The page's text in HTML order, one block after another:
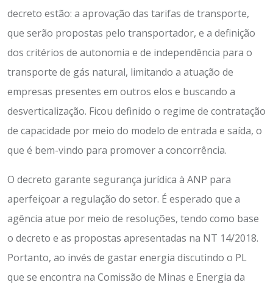
decreto estão: a aprovação das tarifas de transporte,
que serão propostas pelo transportador, e a definição
dos critérios de autonomia e de independência para o
transporte de gás natural, limitando a atuação de
empresas presentes em outros elos e buscando a
desverticalização. Ficou definido o regime de contratação
de capacidade por meio do modelo de entrada e saída, o
que é bem-vindo para promover a concorrência.
O decreto garante segurança jurídica à ANP para
aperfeiçoar a regulação do setor. É esperado que a
agência atue por meio de resoluções, tendo como base
o decreto e as propostas apresentadas na NT 14/2018.
Portanto, ao invés de gastar energia discutindo o PL
que se encontra na Comissão de Minas e Energia da